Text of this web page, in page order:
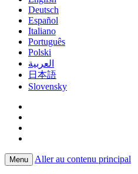
Deutsch
Español
Italiano
Português
Polski
العربية
日本語
Slovensky
Menu Aller au contenu principal